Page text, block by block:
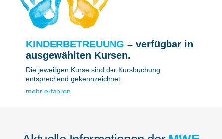
KINDERBETREUUNG – verfügbar in
ausgewählten Kursen.
Die jeweiligen Kurse sind der Kursbuchung
entsprechend gekennzeichnet.
mehr erfahren